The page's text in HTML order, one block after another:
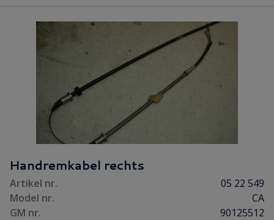
Handremkabel rechts
Artikel nr.
05 22 549
Model nr.
CA
GM nr.
90125512